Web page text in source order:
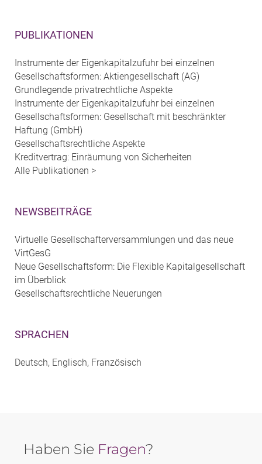
PUBLIKATIONEN
Instrumente der Eigenkapitalzufuhr bei einzelnen
Gesellschaftsformen: Aktiengesellschaft (AG)
Grundlegende privatrechtliche Aspekte
Instrumente der Eigenkapitalzufuhr bei einzelnen
Gesellschaftsformen: Gesellschaft mit beschränkter
Haftung (GmbH)
Gesellschaftsrechtliche Aspekte
Kreditvertrag: Einräumung von Sicherheiten
Alle Publikationen >
NEWSBEITRÄGE
Virtuelle Gesellschafterversammlungen und das neue
VirtGesG
Neue Gesellschaftsform: Die Flexible Kapitalgesellschaft
im Überblick
Gesellschaftsrechtliche Neuerungen
SPRACHEN
Deutsch, Englisch, Französisch
Haben Sie Fragen?